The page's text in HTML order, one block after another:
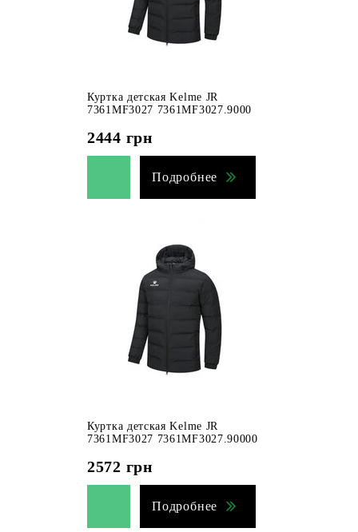
Куртка детская Kelme JR
7361MF3027 7361MF3027.9000
2444 грн
Подробнее
Куртка детская Kelme JR
7361MF3027 7361MF3027.90000
2572 грн
Подробнее